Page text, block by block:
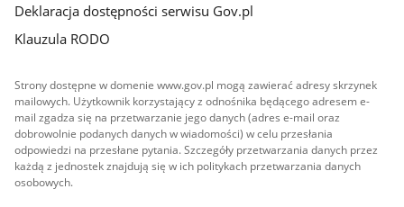
Deklaracja dostępności serwisu Gov.pl
Klauzula RODO
Strony dostępne w domenie www.gov.pl mogą zawierać adresy skrzynek
mailowych. Użytkownik korzystający z odnośnika będącego adresem e-
mail zgadza się na przetwarzanie jego danych (adres e-mail oraz
dobrowolnie podanych danych w wiadomości) w celu przesłania
odpowiedzi na przesłane pytania. Szczegóły przetwarzania danych przez
każdą z jednostek znajdują się w ich politykach przetwarzania danych
osobowych.